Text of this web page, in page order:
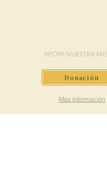
APOYA NUESTRA
Donación
Más información